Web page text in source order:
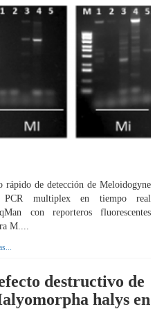
rápido de detección de Meloidogyne
PCR multiplex en tiempo real
con reporteros fluorescentes
M....
destructivo de
halys en